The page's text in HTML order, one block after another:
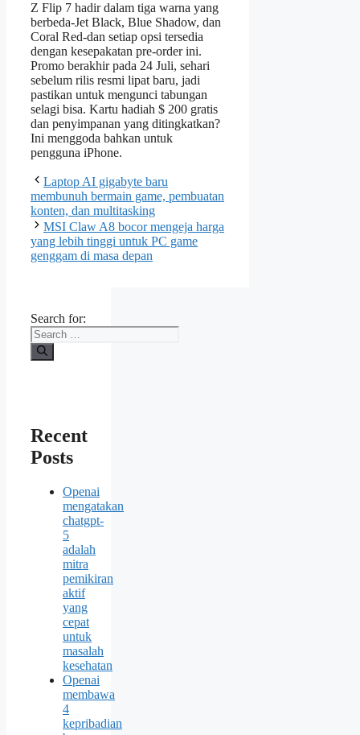
Z Flip 7 hadir dalam tiga warna yang
berbeda-Jet Black, Blue Shadow, dan
Coral Red-dan setiap opsi tersedia
dengan kesepakatan pre-order ini.
Promo berakhir pada 24 Juli, sehari
sebelum rilis resmi lipat baru, jadi
pastikan untuk mengunci tabungan
selagi bisa. Kartu hadiah $ 200 gratis
dan penyimpanan yang ditingkatkan?
Ini menggoda bahkan untuk
pengguna iPhone.
Laptop AI gigabyte baru
membunuh bermain game, pembuatan
konten, dan multitasking
MSI Claw A8 bocor mengeja harga
yang lebih tinggi untuk PC game
genggam di masa depan
Search for:
Recent
Posts
Openai
mengatakan
chatgpt-
5
adalah
mitra
pemikiran
aktif
yang
cepat
untuk
masalah
kesehatan
Openai
membawa
4
kepribadian